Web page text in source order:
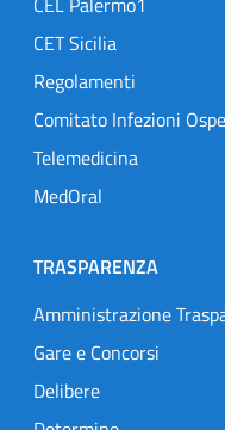
CET Sicilia
Regolamenti
Comitato Infezioni
Telemedicina
MedOral
TRASPARENZA
Amministrazione
Gare e Concorsi
Delibere